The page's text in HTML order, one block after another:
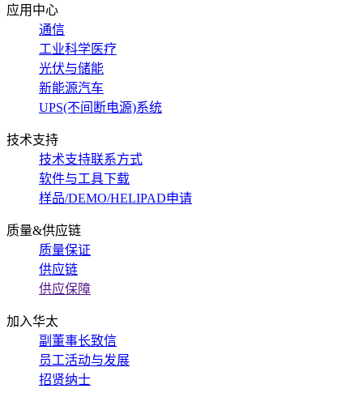
应用中心
通信
工业科学医疗
光伏与储能
新能源汽车
UPS(不间断电源)系统
技术支持
技术支持联系方式
软件与工具下载
样品/DEMO/HELIPAD申请
质量&供应链
质量保证
供应链
供应保障
加入华太
副董事长致信
员工活动与发展
招贤纳士